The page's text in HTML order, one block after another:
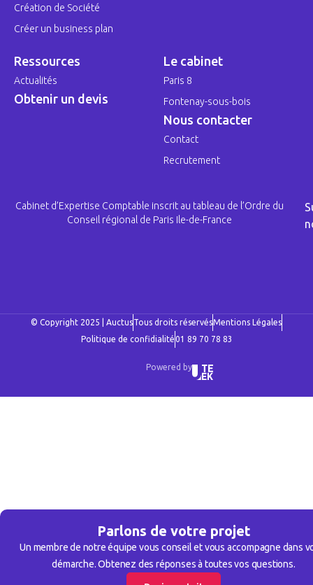
Parlons de votre projet
Un membre de notre équipe vous conseil et vous accompagne dans
démarche. Obtenez des réponses à toutes vos questions.
Création de Société
Créer un business plan
Ressources
Actualités
Obtenir un devis
Le cabinet
Paris 8
Fontenay-sous-bois
Nous contacter
Contact
Recrutement
Cabinet d’Expertise Comptable inscrit au tableau de l’Ordre du
Conseil régional de Paris Ile-de-France
© Copyright 2025 | AuctusTous droits réservésMentions Légales
Politique de confidialité01 89 70 78 83
Powered by